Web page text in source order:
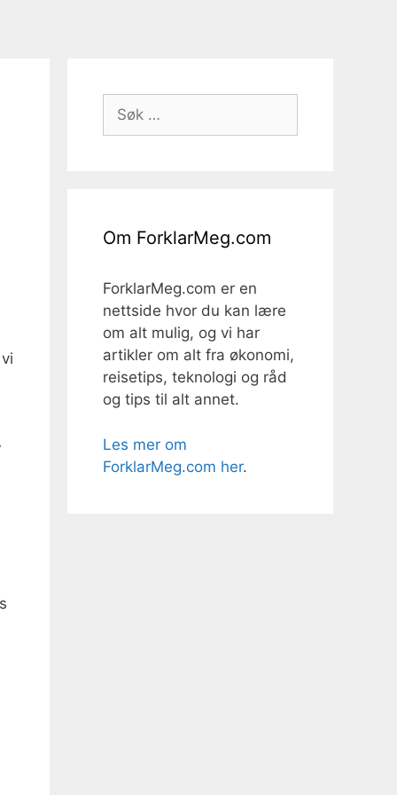
Søk
etter:
Om ForklarMeg.com
ForklarMeg.com er en
nettside hvor du kan lære
om alt mulig, og vi har
artikler om alt fra økonomi,
reisetips, teknologi og råd
og tips til alt annet.
Les mer om
ForklarMeg.com her.